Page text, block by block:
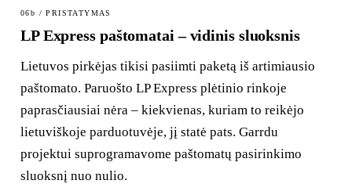
06b / PRISTATYMAS
LP Express paštomatai – vidinis sluoksnis
Lietuvos pirkėjas tikisi pasiimti paketą iš artimiausio
paštomato. Paruošto LP Express plėtinio rinkoje
paprasčiausiai nėra – kiekvienas, kuriam to reikėjo
lietuviškoje parduotuvėje, jį statė pats. Garrdu
projektui suprogramavome paštomatų pasirinkimo
sluoksnį nuo nulio.